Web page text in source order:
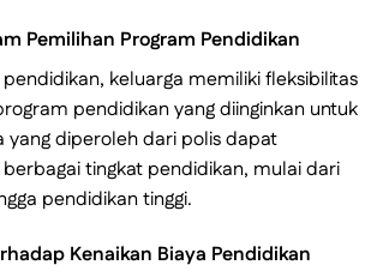
Pemilihan Program Pendidikan
pendidikan, keluarga memiliki fleksibilitas
pendidikan yang diinginkan untuk
yang diperoleh dari polis dapat
tingkat pendidikan, mulai dari
pendidikan tinggi.
Kenaikan Biaya Pendidikan